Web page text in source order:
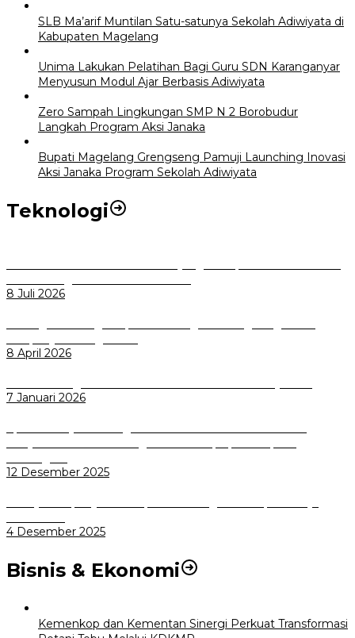
SLB Ma’arif Muntilan Satu-satunya Sekolah Adiwiyata di
Kabupaten Magelang
Unima Lakukan Pelatihan Bagi Guru SDN Karanganyar
Menyusun Modul Ajar Berbasis Adiwiyata
Zero Sampah Lingkungan SMP N 2 Borobudur
Langkah Program Aksi Janaka
Bupati Magelang Grengseng Pamuji Launching Inovasi
Aksi Janaka Program Sekolah Adiwiyata
Teknologi
8 Juli 2026
8 April 2026
7 Januari 2026
12 Desember 2025
4 Desember 2025
Bisnis & Ekonomi
Kemenkop dan Kementan Sinergi Perkuat Transformasi